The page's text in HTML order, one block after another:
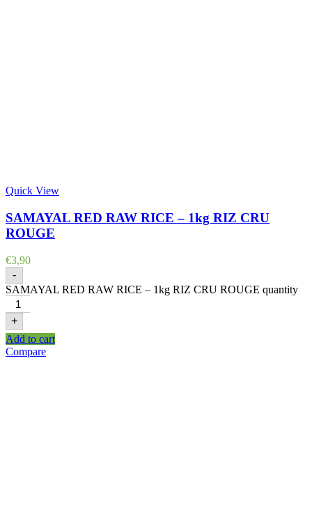
Quick View
SAMAYAL RED RAW RICE – 1kg RIZ CRU
ROUGE
€3,90
-
SAMAYAL RED RAW RICE – 1kg RIZ CRU ROUGE quantity
+
Add to cart
Compare